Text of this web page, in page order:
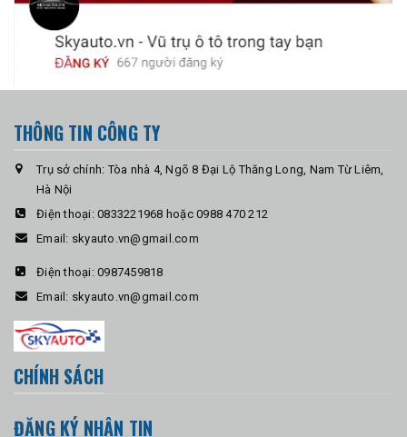
THÔNG TIN CÔNG TY
Trụ sở chính: Tòa nhà 4, Ngõ 8 Đại Lộ Thăng Long, Nam Từ Liêm,
Hà Nội
Điện thoại: 0833221968 hoặc 0988 470 212
Email: skyauto.vn@gmail.com
Điện thoại: 0987459818
Email: skyauto.vn@gmail.com
CHÍNH SÁCH
ĐĂNG KÝ NHẬN TIN